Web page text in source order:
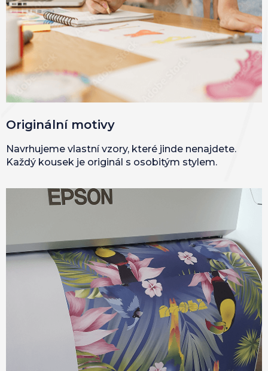
Originální motivy
Navrhujeme vlastní vzory, které jinde nenajdete.
Každý kousek je originál s osobitým stylem.